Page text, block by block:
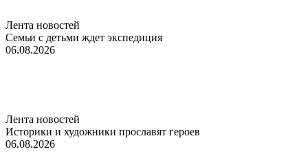
Лента новостей
Семьи с детьми ждет экспедиция
06.08.2026
Лента новостей
Историки и художники прославят героев
06.08.2026